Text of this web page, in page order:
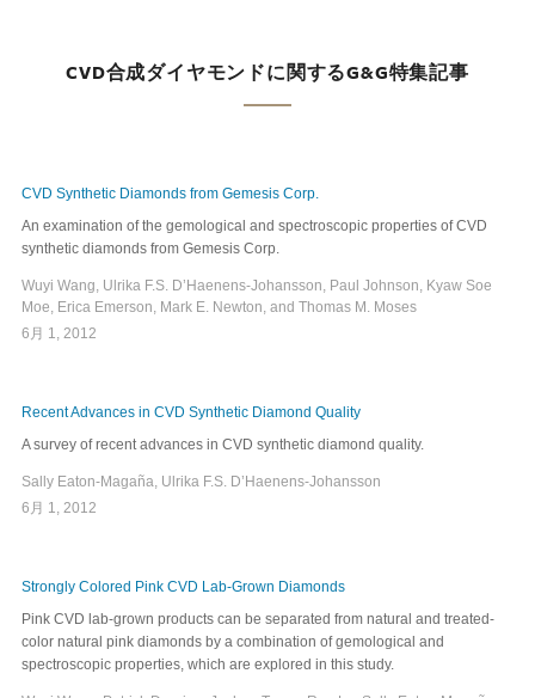
CVD合成ダイヤモンドに関するG&G特集記事
CVD Synthetic Diamonds from Gemesis Corp.
An examination of the gemological and spectroscopic properties of CVD
synthetic diamonds from Gemesis Corp.
Wuyi Wang, Ulrika F.S. D’Haenens-Johansson, Paul Johnson, Kyaw Soe
Moe, Erica Emerson, Mark E. Newton, and Thomas M. Moses
6月 1, 2012
Recent Advances in CVD Synthetic Diamond Quality
A survey of recent advances in CVD synthetic diamond quality.
Sally Eaton-Magaña, Ulrika F.S. D’Haenens-Johansson
6月 1, 2012
Strongly Colored Pink CVD Lab-Grown Diamonds
Pink CVD lab-grown products can be separated from natural and treated-
color natural pink diamonds by a combination of gemological and
spectroscopic properties, which are explored in this study.